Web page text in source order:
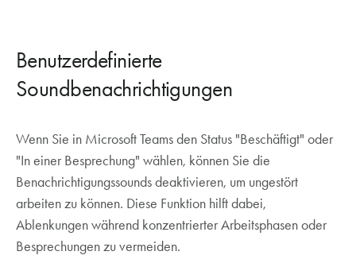
Benutzerdefinierte
Soundbenachrichtigungen
Wenn Sie in Microsoft Teams den Status "Beschäftigt" oder
"In einer Besprechung" wählen, können Sie die
Benachrichtigungssounds deaktivieren, um ungestört
arbeiten zu können. Diese Funktion hilft dabei,
Ablenkungen während konzentrierter Arbeitsphasen oder
Besprechungen zu vermeiden.